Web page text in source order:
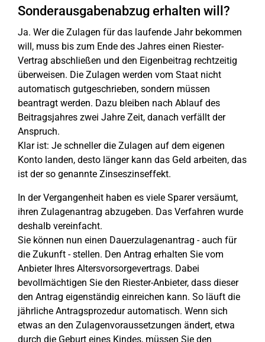
Sonderausgabenabzug erhalten will?
Ja. Wer die Zulagen für das laufende Jahr bekommen
will, muss bis zum Ende des Jahres einen Riester-
Vertrag abschließen und den Eigenbeitrag rechtzeitig
überweisen. Die Zulagen werden vom Staat nicht
automatisch gutgeschrieben, sondern müssen
beantragt werden. Dazu bleiben nach Ablauf des
Beitragsjahres zwei Jahre Zeit, danach verfällt der
Anspruch.
Klar ist: Je schneller die Zulagen auf dem eigenen
Konto landen, desto länger kann das Geld arbeiten, das
ist der so genannte Zinseszinseffekt.
In der Vergangenheit haben es viele Sparer versäumt,
ihren Zulagenantrag abzugeben. Das Verfahren wurde
deshalb vereinfacht.
Sie können nun einen Dauerzulagenantrag - auch für
die Zukunft - stellen. Den Antrag erhalten Sie vom
Anbieter Ihres Altersvorsorgevertrags. Dabei
bevollmächtigen Sie den Riester-Anbieter, dass dieser
den Antrag eigenständig einreichen kann. So läuft die
jährliche Antragsprozedur automatisch. Wenn sich
etwas an den Zulagenvoraussetzungen ändert, etwa
durch die Geburt eines Kindes, müssen Sie den